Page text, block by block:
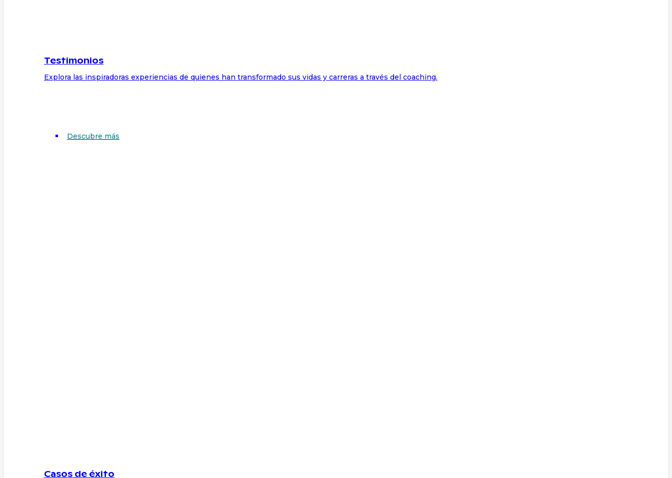
Testimonios
Explora las inspiradoras experiencias de quienes han transformado sus vidas y carreras a través del coaching.
Descubre más
Casos de éxito